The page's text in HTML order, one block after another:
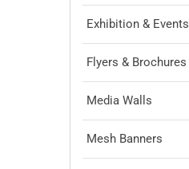
Exhibition & Events
Flyers & Brochures
Media Walls
Mesh Banners